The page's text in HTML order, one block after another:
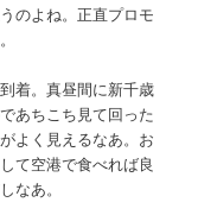
のよね。正直プロモ
着。真昼間に新千歳
あちこち見て回った
よく見えるなあ。お
て空港で食べれば良
なあ。